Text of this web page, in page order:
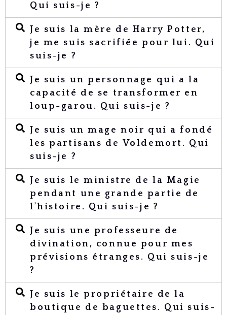
Qui suis-je ?
Je suis la mère de Harry Potter,
je me suis sacrifiée pour lui. Qui
suis-je ?
Je suis un personnage qui a la
capacité de se transformer en
loup-garou. Qui suis-je ?
Je suis un mage noir qui a fondé
les partisans de Voldemort. Qui
suis-je ?
Je suis le ministre de la Magie
pendant une grande partie de
l'histoire. Qui suis-je ?
Je suis une professeure de
divination, connue pour mes
prévisions étranges. Qui suis-je
?
Je suis le propriétaire de la
boutique de baguettes. Qui suis-